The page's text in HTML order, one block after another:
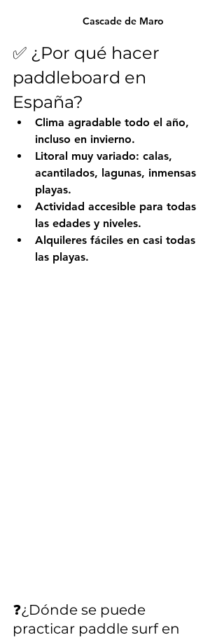
Cascade de Maro
✅ ¿Por qué hacer
paddleboard en
España?
Clima agradable todo el año,
incluso en invierno.
Litoral muy variado: calas,
acantilados, lagunas, inmensas
playas.
Actividad accesible para todas
las edades y niveles.
Alquileres fáciles en casi todas
las playas.
❓¿Dónde se puede
practicar paddle surf en